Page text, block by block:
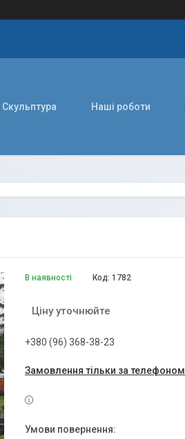
Скульптура Наші роботи
В наявності Код: 1782
Ціну уточнюйте
+380 (96) 368-38-23
Замовлення тільки за телефоном